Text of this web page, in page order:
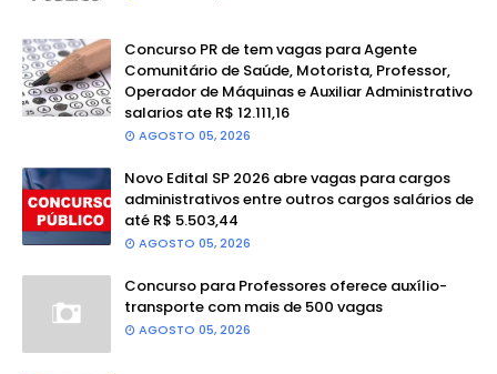
Concurso PR de tem vagas para Agente
Comunitário de Saúde, Motorista, Professor,
Operador de Máquinas e Auxiliar Administrativo
salarios ate R$ 12.111,16
AGOSTO 05, 2026
Novo Edital SP 2026 abre vagas para cargos
administrativos entre outros cargos salários de
até R$ 5.503,44
AGOSTO 05, 2026
Concurso para Professores oferece auxílio-
transporte com mais de 500 vagas
AGOSTO 05, 2026